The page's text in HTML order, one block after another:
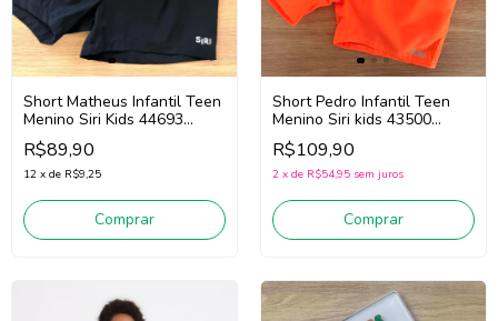
Short Matheus Infantil Teen
Menino Siri Kids 44693
(Preto)
R$89,90
12 x de R$9,25
Comprar
Short Pedro Infantil Teen
Menino Siri kids 43500
(Laranja Fluor)
R$109,90
2 x de R$54,95 sem juros
Comprar